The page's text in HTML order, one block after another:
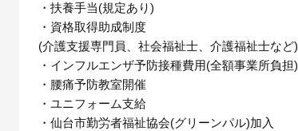
・扶養手当(規定あり)
・資格取得助成制度
(介護支援専門員、社会福祉士、介護福祉士など)
・インフルエンザ予防接種費用(全額事業所負担)
・腰痛予防教室開催
・ユニフォーム支給
・仙台市勤労者福祉協会(グリーンパル)加入